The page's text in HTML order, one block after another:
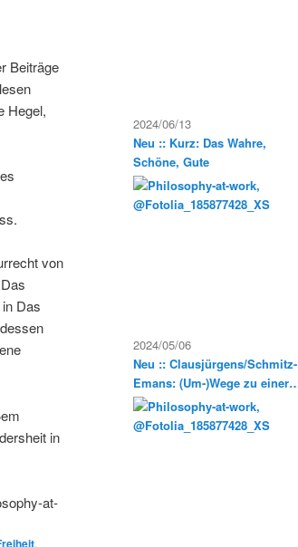
Beiträge
Hegel,
von
Das
in
at-
,
2024/06/13
Neu :: Kurz: Das Wahre,
Schöne, Gute
2024/05/06
Neu :: Clausjürgens/Schmitz-
Emans: (Um-)Wege zu einer
Sozialphilosophie der
Postmoderne. Philosophische